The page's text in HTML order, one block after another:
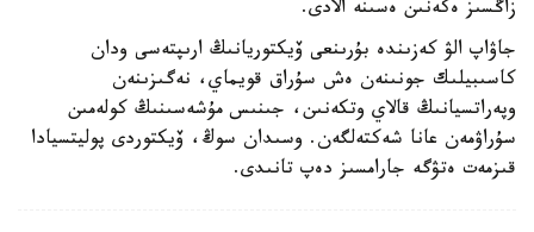
زاڭسىز ەكەنىن ەسىنە الادى.
جاۋاپ الۋ كەزىندە بۇرىنعى ۆيكتوريانىڭ ارىپتەسى ودان
كاسىبيلىك جونىنەن ەش سۇراق قويماي، نەگىزىنەن
وپەراتسيانىڭ قالاي وتكەنىن، جىنىس مۇشەسىنىڭ كولەمىن
سۇراۋمەن عانا شەكتەلگەن. وسىدان سوڭ، ۆيكتوردى پوليتسيادا
قىزمەت ەتۋگە جارامسىز دەپ تانىدى.